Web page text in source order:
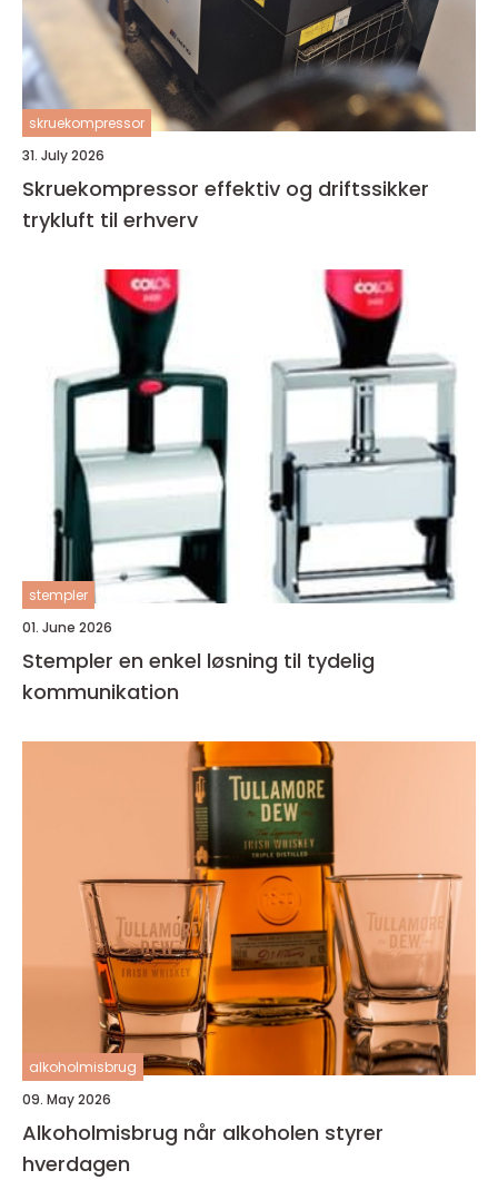
skruekompressor
31. July 2026
Skruekompressor effektiv og driftssikker
trykluft til erhverv
stempler
01. June 2026
Stempler en enkel løsning til tydelig
kommunikation
alkoholmisbrug
09. May 2026
Alkoholmisbrug når alkoholen styrer
hverdagen